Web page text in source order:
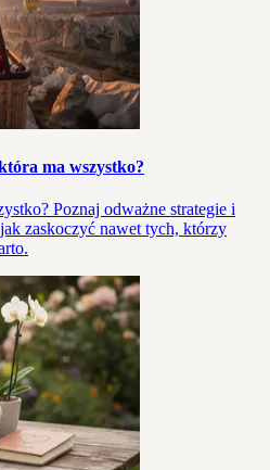
ma wszystko?
Poznaj odważne strategie i
zaskoczyć nawet tych, którzy